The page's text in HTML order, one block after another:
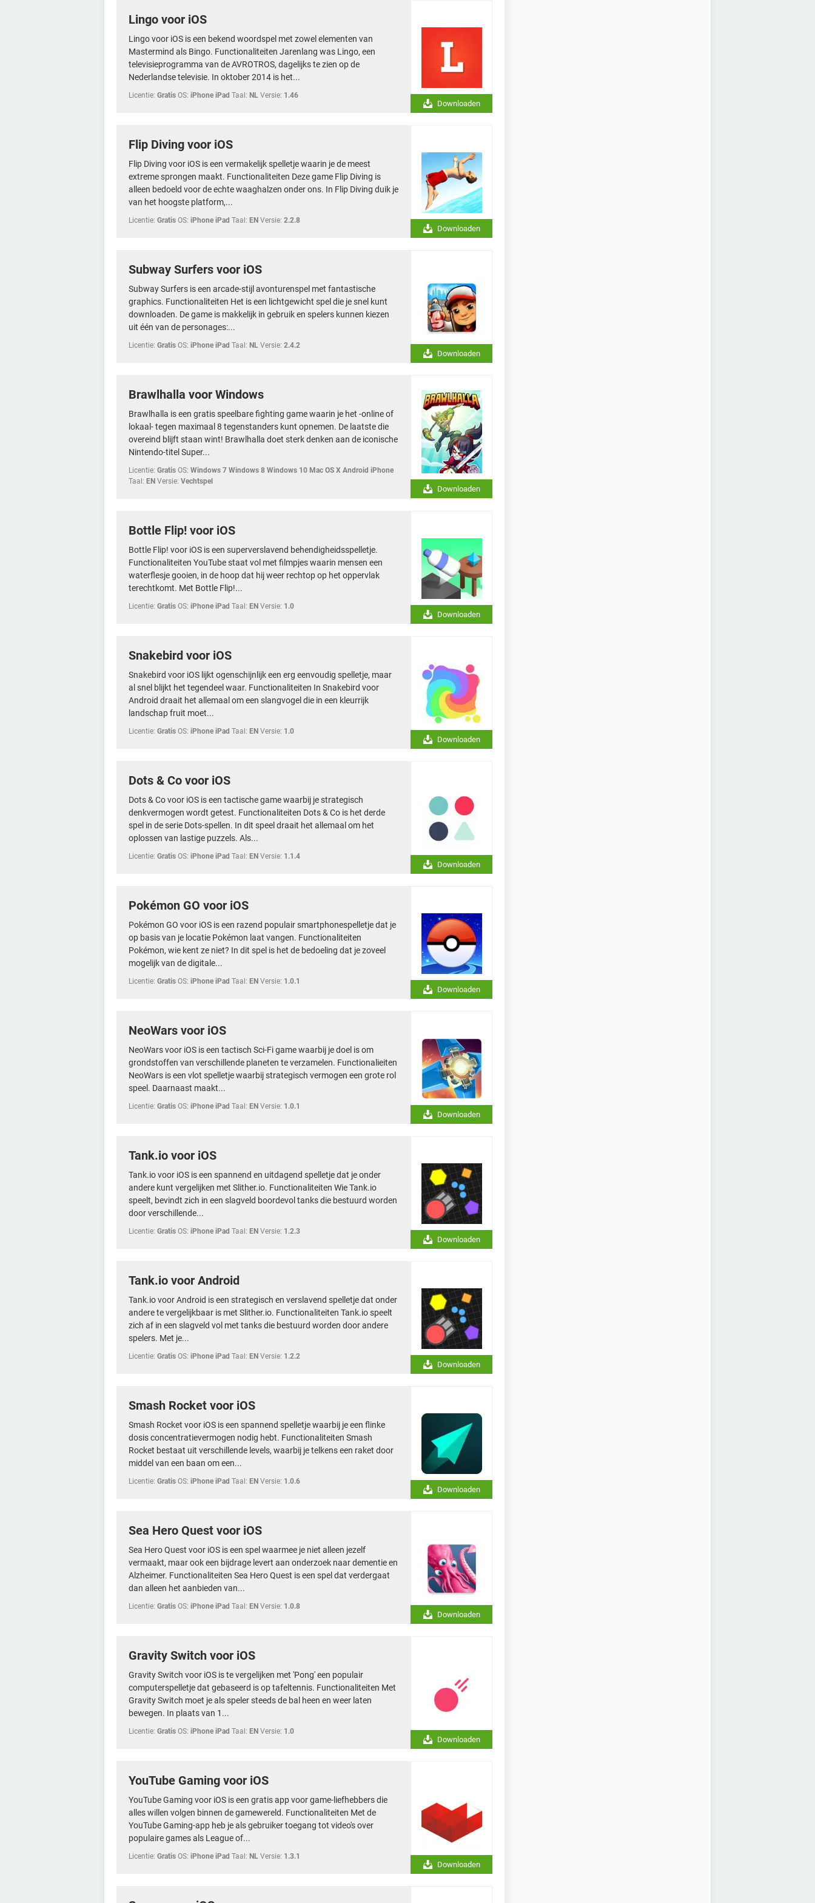
Lingo voor iOS
Lingo voor iOS is een bekend woordspel met zowel elementen van
Mastermind als Bingo. Functionaliteiten Jarenlang was Lingo, een
televisieprogramma van de AVROTROS, dagelijks te zien op de
Nederlandse televisie. In oktober 2014 is het...
Licentie: Gratis OS: iPhone iPad Taal: NL Versie: 1.46
Downloaden
Flip Diving voor iOS
Flip Diving voor iOS is een vermakelijk spelletje waarin je de meest
extreme sprongen maakt. Functionaliteiten Deze game Flip Diving is
alleen bedoeld voor de echte waaghalzen onder ons. In Flip Diving duik je
van het hoogste platform,...
Licentie: Gratis OS: iPhone iPad Taal: EN Versie: 2.2.8
Downloaden
Subway Surfers voor iOS
Subway Surfers is een arcade-stijl avonturenspel met fantastische
graphics. Functionaliteiten Het is een lichtgewicht spel die je snel kunt
downloaden. De game is makkelijk in gebruik en spelers kunnen kiezen
uit één van de personages:...
Licentie: Gratis OS: iPhone iPad Taal: NL Versie: 2.4.2
Downloaden
Brawlhalla voor Windows
Brawlhalla is een gratis speelbare fighting game waarin je het -online of
lokaal- tegen maximaal 8 tegenstanders kunt opnemen. De laatste die
overeind blijft staan wint! Brawlhalla doet sterk denken aan de iconische
Nintendo-titel Super...
Licentie: Gratis OS: Windows 7 Windows 8 Windows 10 Mac OS X Android iPhone
Taal: EN Versie: Vechtspel
Downloaden
Bottle Flip! voor iOS
Bottle Flip! voor iOS is een superverslavend behendigheidsspelletje.
Functionaliteiten YouTube staat vol met filmpjes waarin mensen een
waterflesje gooien, in de hoop dat hij weer rechtop op het oppervlak
terechtkomt. Met Bottle Flip!...
Licentie: Gratis OS: iPhone iPad Taal: EN Versie: 1.0
Downloaden
Snakebird voor iOS
Snakebird voor iOS lijkt ogenschijnlijk een erg eenvoudig spelletje, maar
al snel blijkt het tegendeel waar. Functionaliteiten In Snakebird voor
Android draait het allemaal om een slangvogel die in een kleurrijk
landschap fruit moet...
Licentie: Gratis OS: iPhone iPad Taal: EN Versie: 1.0
Downloaden
Dots & Co voor iOS
Dots & Co voor iOS is een tactische game waarbij je strategisch
denkvermogen wordt getest. Functionaliteiten Dots & Co is het derde
spel in de serie Dots-spellen. In dit speel draait het allemaal om het
oplossen van lastige puzzels. Als...
Licentie: Gratis OS: iPhone iPad Taal: EN Versie: 1.1.4
Downloaden
Pokémon GO voor iOS
Pokémon GO voor iOS is een razend populair smartphonespelletje dat je
op basis van je locatie Pokémon laat vangen. Functionaliteiten
Pokémon, wie kent ze niet? In dit spel is het de bedoeling dat je zoveel
mogelijk van de digitale...
Licentie: Gratis OS: iPhone iPad Taal: EN Versie: 1.0.1
Downloaden
NeoWars voor iOS
NeoWars voor iOS is een tactisch Sci-Fi game waarbij je doel is om
grondstoffen van verschillende planeten te verzamelen. Functionalieiten
NeoWars is een vlot spelletje waarbij strategisch vermogen een grote rol
speel. Daarnaast maakt...
Licentie: Gratis OS: iPhone iPad Taal: EN Versie: 1.0.1
Downloaden
Tank.io voor iOS
Tank.io voor iOS is een spannend en uitdagend spelletje dat je onder
andere kunt vergelijken met Slither.io. Functionaliteiten Wie Tank.io
speelt, bevindt zich in een slagveld boordevol tanks die bestuurd worden
door verschillende...
Licentie: Gratis OS: iPhone iPad Taal: EN Versie: 1.2.3
Downloaden
Tank.io voor Android
Tank.io voor Android is een strategisch en verslavend spelletje dat onder
andere te vergelijkbaar is met Slither.io. Functionaliteiten Tank.io speelt
zich af in een slagveld vol met tanks die bestuurd worden door andere
spelers. Met je...
Licentie: Gratis OS: iPhone iPad Taal: EN Versie: 1.2.2
Downloaden
Smash Rocket voor iOS
Smash Rocket voor iOS is een spannend spelletje waarbij je een flinke
dosis concentratievermogen nodig hebt. Functionaliteiten Smash
Rocket bestaat uit verschillende levels, waarbij je telkens een raket door
middel van een baan om een...
Licentie: Gratis OS: iPhone iPad Taal: EN Versie: 1.0.6
Downloaden
Sea Hero Quest voor iOS
Sea Hero Quest voor iOS is een spel waarmee je niet alleen jezelf
vermaakt, maar ook een bijdrage levert aan onderzoek naar dementie en
Alzheimer. Functionaliteiten Sea Hero Quest is een spel dat verdergaat
dan alleen het aanbieden van...
Licentie: Gratis OS: iPhone iPad Taal: EN Versie: 1.0.8
Downloaden
Gravity Switch voor iOS
Gravity Switch voor iOS is te vergelijken met 'Pong' een populair
computerspelletje dat gebaseerd is op tafeltennis. Functionaliteiten Met
Gravity Switch moet je als speler steeds de bal heen en weer laten
bewegen. In plaats van 1...
Licentie: Gratis OS: iPhone iPad Taal: EN Versie: 1.0
Downloaden
YouTube Gaming voor iOS
YouTube Gaming voor iOS is een gratis app voor game-liefhebbers die
alles willen volgen binnen de gamewereld. Functionaliteiten Met de
YouTube Gaming-app heb je als gebruiker toegang tot video's over
populaire games als League of...
Licentie: Gratis OS: iPhone iPad Taal: NL Versie: 1.3.1
Downloaden